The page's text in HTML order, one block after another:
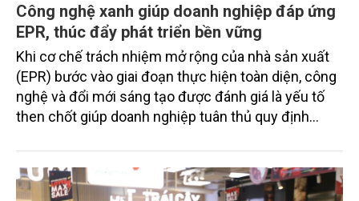
Công nghệ xanh giúp doanh nghiệp đáp ứng
EPR, thúc đẩy phát triển bền vững
Khi cơ chế trách nhiệm mở rộng của nhà sản xuất
(EPR) bước vào giai đoạn thực hiện toàn diện, công
nghệ và đổi mới sáng tạo được đánh giá là yếu tố
then chốt giúp doanh nghiệp tuân thủ quy định
đổi sang mô hình kinh tế tuần hoàn và phát triển
bền vững.